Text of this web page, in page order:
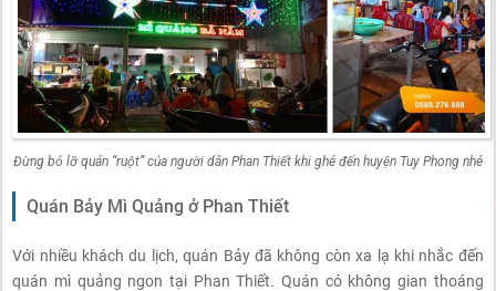
Đừng bỏ lỡ quán “ruột” của người dân Phan Thiết khi ghé đến huyện Tuy Phong nhé
Quán Bảy Mì Quảng ở Phan Thiết
Với nhiều khách du lịch, quán Bảy đã không còn xa lạ khi nhắc đến
quán mì quảng ngon tại Phan Thiết. Quán có không gian thoáng